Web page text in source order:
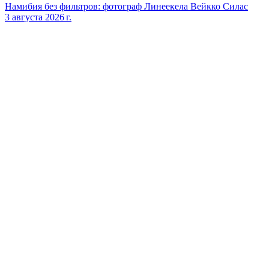
Намибия без фильтров: фотограф Линеекела Вейкко Силас
3 августа 2026 г.